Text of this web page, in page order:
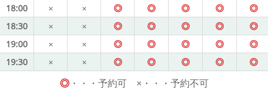
18:00
× × ◎ ◎ ◎ ◎
◎
18:30
× × ◎ ◎ ◎ ◎
◎
19:00
× × ◎ ◎ ◎ ◎
◎
19:30
× × ◎ ◎ ◎ ◎ ◎
◎・・・予約可 ×・・・予約不可